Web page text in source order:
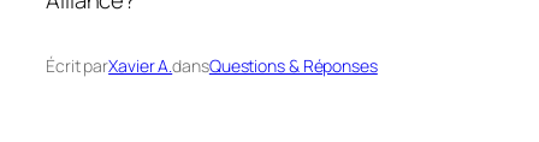
Écrit parXavier A.dansQuestions & Réponses